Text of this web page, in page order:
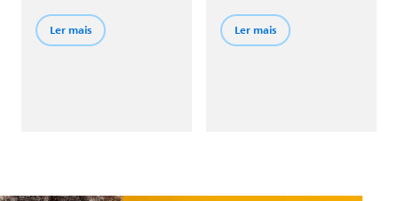
telefone e outros
dispositivos por meio da
tecnologia Bluetooth®.
Ler mais
fala se destaque no
ambiente com muito
ruído. Em seguida,
Ler mais